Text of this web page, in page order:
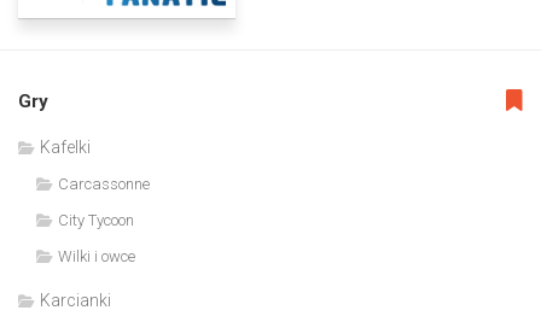
Gry
Kafelki
Carcassonne
City Tycoon
Wilki i owce
Karcianki